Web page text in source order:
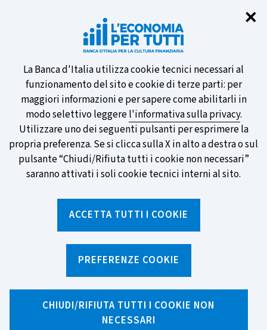
✕
Informativa
sui
cookie
La Banca d'Italia utilizza cookie tecnici necessari al
funzionamento del sito e cookie di terze parti: per
maggiori informazioni e per sapere come abilitarli in
modo selettivo leggerel'informativa sulla privacy.
Utilizzare uno dei seguenti pulsanti per esprimere la
propria preferenza. Se si clicca sulla X in alto a destra o sul
pulsante “Chiudi/Rifiuta tutti i cookie non necessari”
saranno attivati i soli cookie tecnici interni al sito.
ACCETTA TUTTI I COOKIE
PREFERENZE COOKIE
CHIUDI/RIFIUTA TUTTI I COOKIE NON
NECESSARI
Partecipa al sondaggio della BCE
sulle nuove banconote e vota la tua
preferita!
SCOPRI DI PIÙ
finanziarie? Neuroeconomia e neurofinanza cercano di
WhatsApp
Email